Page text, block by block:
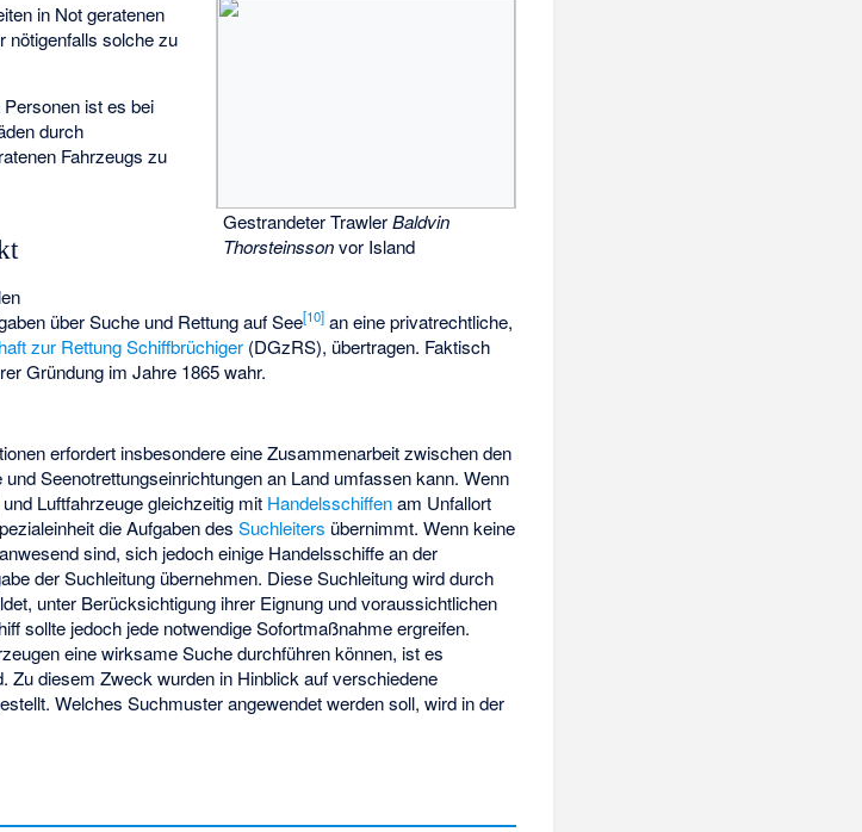
Gestrandeter TrawlerBaldvin
Thorsteinssonvor Island
in Not geratenen
nötigenfalls solche zu
ist es bei
durch
Fahrzeugs zu
über Suche und Rettung auf See[10] an eine privatrechtliche,
zur Rettung Schiffbrüchiger (DGzRS), übertragen. Faktisch
Gründung im Jahre 1865 wahr.
erfordert insbesondere eine Zusammenarbeit zwischen den
Seenotrettungseinrichtungen an Land umfassen kann. Wenn
Luftfahrzeuge gleichzeitig mit Handelsschiffenam Unfallort
die Aufgaben desSuchleiters übernimmt. Wenn keine
sind, sich jedoch einige Handelsschiffe an der
der Suchleitung übernehmen. Diese Suchleitung wird durch
unter Berücksichtigung ihrer Eignung und voraussichtlichen
sollte jedoch jede notwendige Sofortmaßnahme ergreifen.
eine wirksame Suche durchführen können, ist es
Zu diesem Zweck wurden in Hinblick auf verschiedene
Welches Suchmuster angewendet werden soll, wird in der